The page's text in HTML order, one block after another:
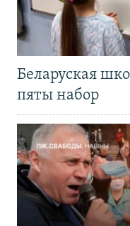
Беларуская
пяты набор